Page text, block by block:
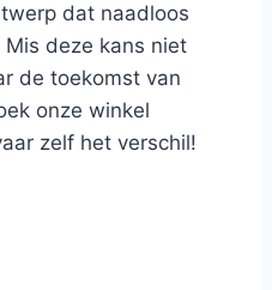
dat naadloos
deze kans niet
de toekomst van
onze winkel
zelf het verschil!